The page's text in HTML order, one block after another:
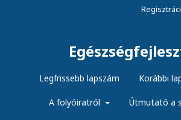
Legfrissebb lapszám Korábbi
A folyóiratról Útmutató a